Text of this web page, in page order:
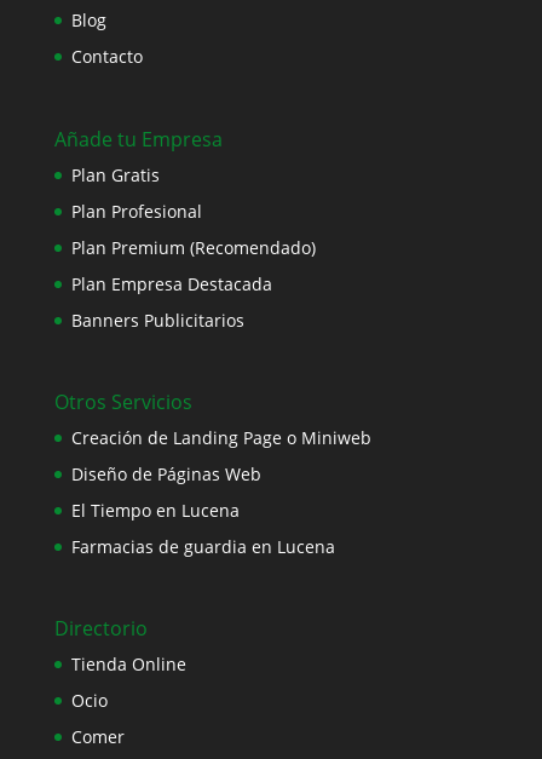
Blog
Contacto
Añade tu Empresa
Plan Gratis
Plan Profesional
Plan Premium (Recomendado)
Plan Empresa Destacada
Banners Publicitarios
Otros Servicios
Creación de Landing Page o Miniweb
Diseño de Páginas Web
El Tiempo en Lucena
Farmacias de guardia en Lucena
Directorio
Tienda Online
Ocio
Comer